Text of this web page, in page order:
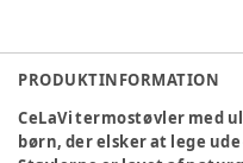
PRODUKTINFORMATION
CeLaVi termostøvler med
børn, der elsker at lege